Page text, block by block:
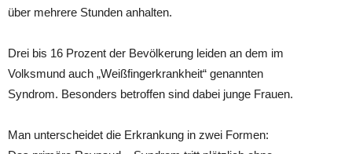
über mehrere Stunden anhalten.
Drei bis 16 Prozent der Bevölkerung leiden an dem im
Volksmund auch „Weißfingerkrankheit“ genannten
Syndrom. Besonders betroffen sind dabei junge Frauen.
Man unterscheidet die Erkrankung in zwei Formen: